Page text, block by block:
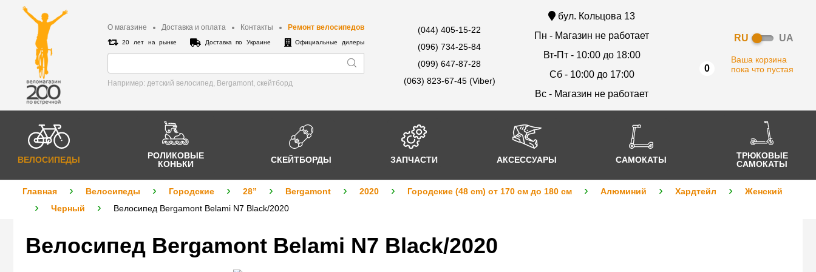
О магазине Доставка и оплата Контакты Ремонт велосипедов
20 лет на рынке Доставка по Украине Официальные дилеры
Например: детский велосипед, Bergamont, cкейтборд
(044) 405-15-22
(096) 734-25-84
(099) 647-87-28
(063) 823-67-45 (Viber)
бул. Кольцова 13
Пн - Магазин не работает
Вт-Пт - 10:00 до 18:00
Сб - 10:00 до 17:00
Вс - Магазин не работает
RU UA
0
Ваша корзина
пока что пустая
ВЕЛОСИПЕДЫ
РОЛИКОВЫЕ
КОНЬКИ
СКЕЙТБОРДЫ ЗАПЧАСТИ АКСЕССУАРЫ САМОКАТЫ
ТРЮКОВЫЕ
САМОКАТЫ
Главная Велосипеды Городские 28” Bergamont 2020 Городские (48 cm) от 170 см до 180 см Алюминий Хардтейл
Женский
Черный
Велосипед Bergamont Belami N7 Black/2020
Велосипед Bergamont Belami N7 Black/2020